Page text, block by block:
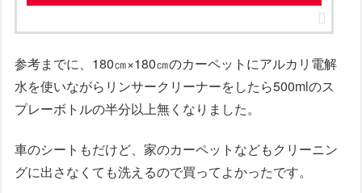
参考までに、180㎝×180㎝のカーペットにアルカリ電解
水を使いながらリンサークリーナーをしたら500mlのス
プレーボトルの半分以上無くなりました。
車のシートもだけど、家のカーペットなどもクリーニン
グに出さなくても洗えるので買ってよかったです。